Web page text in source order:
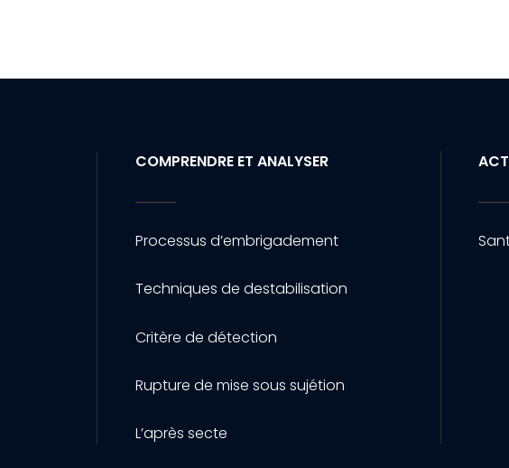
COMPRENDRE ET ANALYSER
Processus d’embrigadement
Techniques de destabilisation
Critère de détection
Rupture de mise sous sujétion
L’après secte